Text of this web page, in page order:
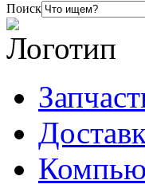
Поиск